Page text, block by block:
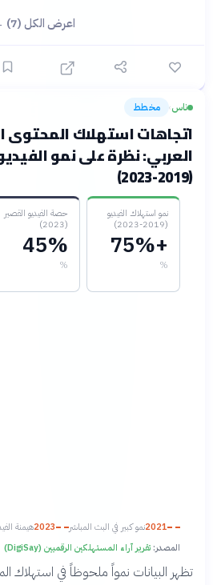
اعرض الكل (7) ←
ناس› مخطط
اتجاهات استهلاك المحتوى
العربي: نظرة على نمو
(2019-2023)
نمو استهلاك الفيديو
(2019-2023)
+75%
%
حصة الفيديو القصير
(2023)
45%
%
2021نمو كبير في البث المباشر 2023هيمنة
المصدر: تقرير آراء المستهلكين الرقميين (DigiSay)
تظهر البيانات نمواً ملحوظاً في استهلاك